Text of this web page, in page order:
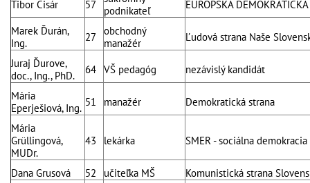
Tibor Čisár 57
podnikateľ
EURÓPSKA
Marek Ďurán,
Ing.
27 obchodný
manažér
Ľudová strana Naše
Juraj Ďurove,
doc., Ing., PhD.
64 VŠ pedagóg
nezávislý kandidát
Mária
Eperješiová, Ing. 51 manažér
Demokratická strana
Mária
Grüllingová,
MUDr.
43 lekárka SMER - sociálna demokracia
Dana Grusová 52 učiteľka MŠ
Komunistická strana